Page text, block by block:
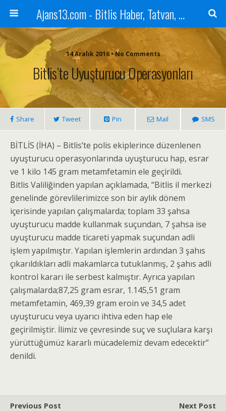
Ajans13.com - Bitlis Haber, Tatvan, Ahlat, Adilcevaz, Mutki, Hizan, Güroymak, Gazete, Ajans, 13, Haber
14 Aralık 2016 • No Comments
Bitlis’te Uyuşturucu Operasyonları
Share Tweet Pin Mail SMS
BİTLİS (İHA) – Bitlis’te polis ekiplerince düzenlenen
uyuşturucu operasyonlarında uyuşturucu hap, esrar
ve 1 kilo 145 gram metamfetamin ele geçirildi.
Bitlis Valiliğinden yapılan açıklamada, “Bitlis il merkezi
genelinde görevlilerimizce son bir aylık dönem
içerisinde yapılan çalışmalarda; toplam 33 şahsa
uyuşturucu madde kullanmak suçundan, 7 şahsa ise
uyuşturucu madde ticareti yapmak suçundan adli
işlem yapılmıştır. Yapılan işlemlerin ardından 3 şahıs
çıkarıldıkları adli makamlarca tutuklanmış, 2 şahıs adli
kontrol kararı ile serbest kalmıştır. Ayrıca yapılan
çalışmalarda;87,25 gram esrar, 1.145,51 gram
metamfetamin, 469,39 gram eroin ve 34,5 adet
uyuşturucu veya uyarıcı ihtiva eden hap ele
geçirilmiştir. İlimiz ve çevresinde suç ve suçlulara karşı
yürüttüğümüz kararlı mücadelemiz devam edecektir”
denildi.
Previous Post
Next Post